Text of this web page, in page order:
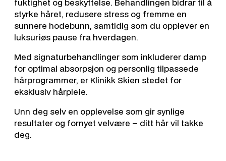
styrke håret, redusere stress og fremme en
sunnere hodebunn, samtidig som du opplever en
luksuriøs pause fra hverdagen.
Med signaturbehandlinger som inkluderer damp
for optimal absorpsjon og personlig tilpassede
hårprogrammer, er Klinikk Skien stedet for
eksklusiv hårpleie.
Unn deg selv en opplevelse som gir synlige
resultater og fornyet velvære – ditt hår vil takke
deg.